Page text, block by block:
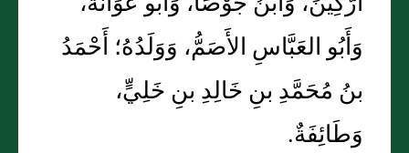
وَأَبُو العَبَّاسِ الأَصَمُّ، وَوَلَدُهُ؛ أَحْمَدُ
بنُ مُحَمَّدِ بنِ خَالِدِ بنِ خَلِيٍّ،
وَطَائِفَةٌ.